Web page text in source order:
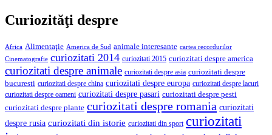
Curiozităţi despre
Africa Alimentaţie America de Sud animale interesante cartea recordurilor
Cinematografie curiozitati 2014 curiozitati 2015 curiozitati despre america
curiozitati despre animale curiozitati despre asia curiozitati despre
bucuresti curiozitati despre china curiozitati despre europa curiozitati despre lacuri
curiozitati despre oameni curiozitati despre pasari curiozitati despre pesti
curiozitati despre plante curiozitati despre romania curiozitati
despre rusia curiozitati din istorie curiozitati din sport curiozitati